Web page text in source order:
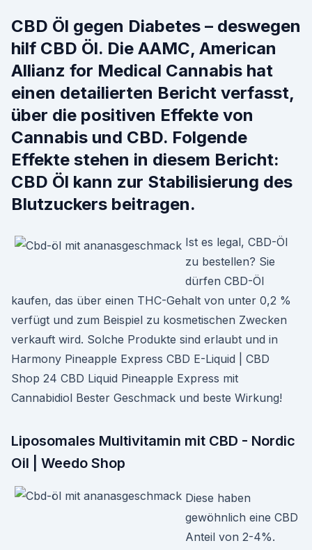
CBD Öl gegen Diabetes – deswegen
hilf CBD Öl. Die AAMC, American
Allianz for Medical Cannabis hat
einen detailierten Bericht verfasst,
über die positiven Effekte von
Cannabis und CBD. Folgende
Effekte stehen in diesem Bericht:
CBD Öl kann zur Stabilisierung des
Blutzuckers beitragen.
Ist es legal, CBD-Öl
zu bestellen? Sie
dürfen CBD-Öl
kaufen, das über einen THC-Gehalt von unter 0,2 %
verfügt und zum Beispiel zu kosmetischen Zwecken
verkauft wird. Solche Produkte sind erlaubt und in
Harmony Pineapple Express CBD E-Liquid | CBD
Shop 24 CBD Liquid Pineapple Express mit
Cannabidiol Bester Geschmack und beste Wirkung!
Liposomales Multivitamin mit CBD - Nordic
Oil | Weedo Shop
Diese haben
gewöhnlich eine CBD
Anteil von 2-4%.